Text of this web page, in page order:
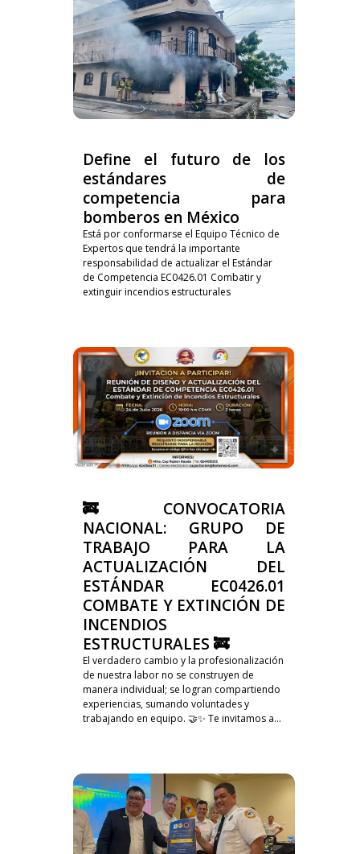
Define el futuro de los
estándares de
competencia para
bomberos en México
Está por conformarse el Equipo Técnico de
Expertos que tendrá la importante
responsabilidad de actualizar el Estándar
de Competencia EC0426.01 Combatir y
extinguir incendios estructurales
🚒 CONVOCATORIA
NACIONAL: GRUPO DE
TRABAJO PARA LA
ACTUALIZACIÓN DEL
ESTÁNDAR EC0426.01
COMBATE Y EXTINCIÓN DE
INCENDIOS
ESTRUCTURALES 🚒
El verdadero cambio y la profesionalización
de nuestra labor no se construyen de
manera individual; se logran compartiendo
experiencias, sumando voluntades y
trabajando en equipo. 🤝✨ Te invitamos a...